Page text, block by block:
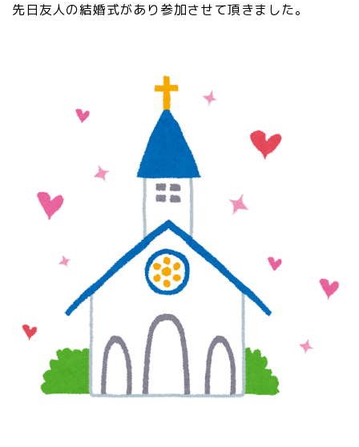
先日友人の結婚式があり参加させて頂きました。